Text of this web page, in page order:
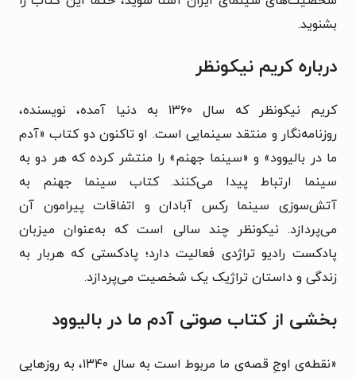
بشنوید.
درباره کریم نیکونظر
کریم نیکونظر که سال ۱۳۶۰ به دنیا آمده، نویسنده،
روزنامه‌نگار و منتقد سینمایی است. او تاکنون دو کتاب «آدم
ما در بالیوود» و «سینما جهنم» را منتشر کرده که هر دو به
سینما ارتباط پیدا می‌کنند. کتاب سینما جهنم به
آتش‌سوزی سینما رکس آبادان و اتفاقات پیرامون آن
می‌پردازد. نیکونظر چند سالی است که به‌عنوان میزبان
پادکست رادیو تراژدی فعالیت دارد؛ پادکستی که هربار به
زندگی و داستان تراژیک یک شخصیت می‌پردازد.
بخشی از کتاب صوتی آدم ما در بالیوود
«نقطه‌ی اوجِ قصه‌ی ما مربوط است به سال ۱۳۴۰، به روزهایی